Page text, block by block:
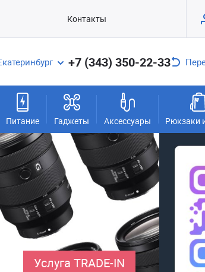
Контакты
+7 (343) 350-22-33
Питание Гаджеты Аксессуары Рюкзаки
Услуга TRADE-IN